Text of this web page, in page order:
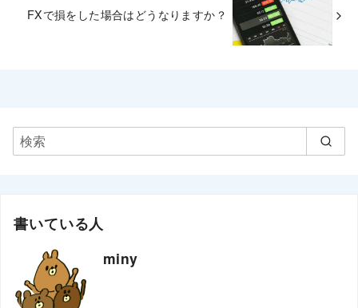
FXで損をした場合はどうなりますか？
書いている人
miny